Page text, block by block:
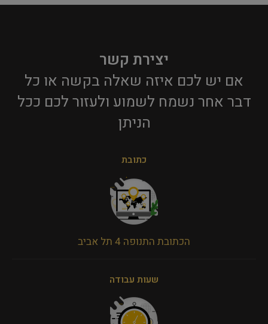
יצירת קשר
אם יש לכם איזה שאלה בקשה או כל
דבר אחר נשמח לשמוע ולעזור לכם ככל
הניתן​
כתובת
הכתובת התנופה 4 תל אביב
שעות עבודה